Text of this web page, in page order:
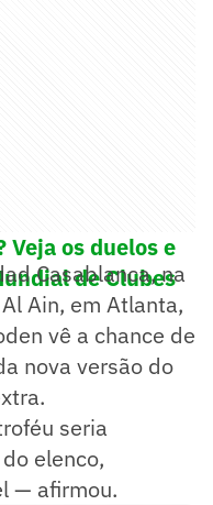
Veja os duelos e
de Clubes
Casablanca, na
Ain, em Atlanta,
vê a chance de
nova versão do
seria
elenco,
— afirmou.